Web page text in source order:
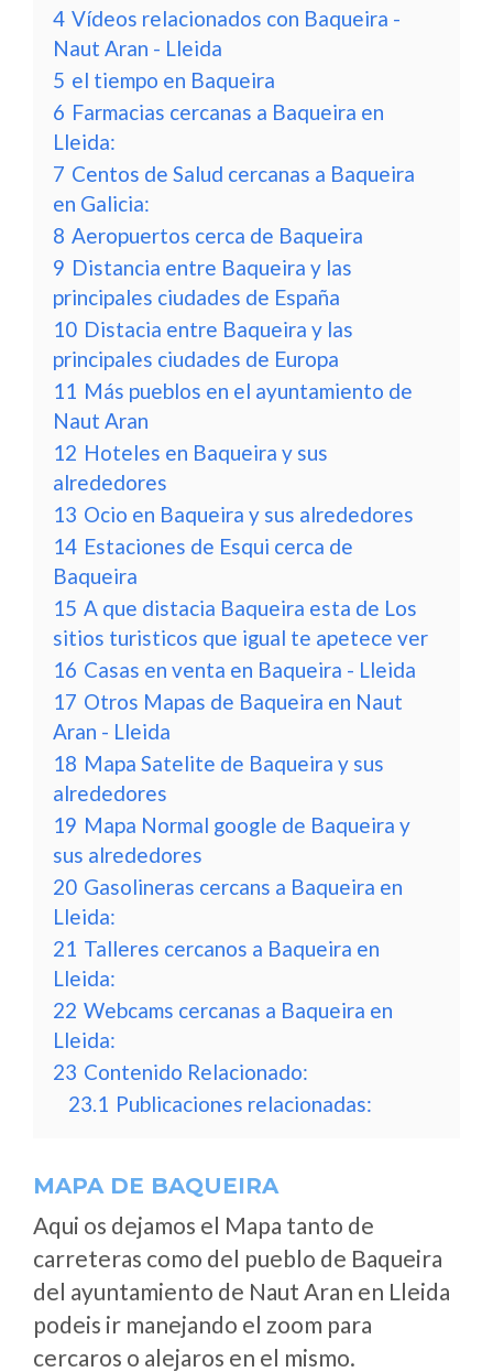
4 Vídeos relacionados con Baqueira -
Naut Aran - Lleida
5 el tiempo en Baqueira
6 Farmacias cercanas a Baqueira en
Lleida:
7 Centos de Salud cercanas a Baqueira
en Galicia:
8 Aeropuertos cerca de Baqueira
9 Distancia entre Baqueira y las
principales ciudades de España
10 Distacia entre Baqueira y las
principales ciudades de Europa
11 Más pueblos en el ayuntamiento de
Naut Aran
12 Hoteles en Baqueira y sus
alrededores
13 Ocio en Baqueira y sus alrededores
14 Estaciones de Esqui cerca de
Baqueira
15 A que distacia Baqueira esta de Los
sitios turisticos que igual te apetece ver
16 Casas en venta en Baqueira - Lleida
17 Otros Mapas de Baqueira en Naut
Aran - Lleida
18 Mapa Satelite de Baqueira y sus
alrededores
19 Mapa Normal google de Baqueira y
sus alrededores
20 Gasolineras cercans a Baqueira en
Lleida:
21 Talleres cercanos a Baqueira en
Lleida:
22 Webcams cercanas a Baqueira en
Lleida:
23 Contenido Relacionado:
23.1 Publicaciones relacionadas:
MAPA DE BAQUEIRA
Aqui os dejamos el Mapa tanto de
carreteras como del pueblo de Baqueira
del ayuntamiento de Naut Aran en Lleida
podeis ir manejando el zoom para
cercaros o alejaros en el mismo.